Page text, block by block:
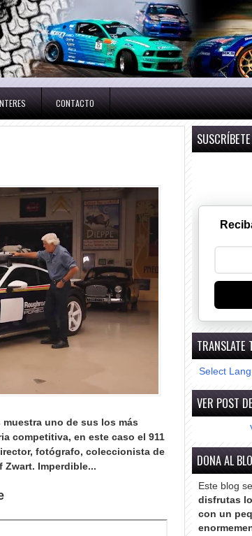
CONTACTO
muestra uno de sus los más
competitiva, en este caso el 911
fotógrafo, coleccionista de
Zwart. Imperdible...
TRANSLATE
Select
VER POST
DONA AL
Este blog
disfrutas
con un